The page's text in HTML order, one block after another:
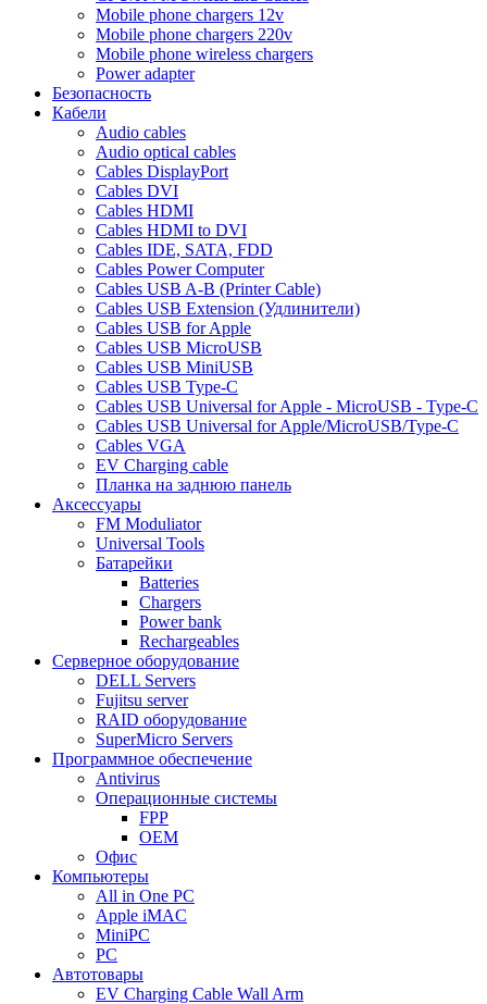
Mobile phone chargers 12v
Mobile phone chargers 220v
Mobile phone wireless chargers
Power adapter
Безопасность
Кабели
Audio cables
Audio optical cables
Cables DisplayPort
Cables DVI
Cables HDMI
Cables HDMI to DVI
Cables IDE, SATA, FDD
Cables Power Computer
Cables USB A-B (Printer Cable)
Cables USB Extension (Удлинители)
Cables USB for Apple
Cables USB MicroUSB
Cables USB MiniUSB
Cables USB Type-C
Cables USB Universal for Apple - MicroUSB - Type-C
Cables USB Universal for Apple/MicroUSB/Type-C
Cables VGA
EV Charging cable
Планка на заднюю панель
Аксессуары
FM Moduliator
Universal Tools
Батарейки
Batteries
Chargers
Power bank
Rechargeables
Серверное оборудование
DELL Servers
Fujitsu server
RAID оборудование
SuperMicro Servers
Программное обеспечение
Antivirus
Операционные системы
FPP
OEM
Офис
Компьютеры
All in One PC
Apple iMAC
MiniPC
PC
Автотовары
EV Charging Cable Wall Arm